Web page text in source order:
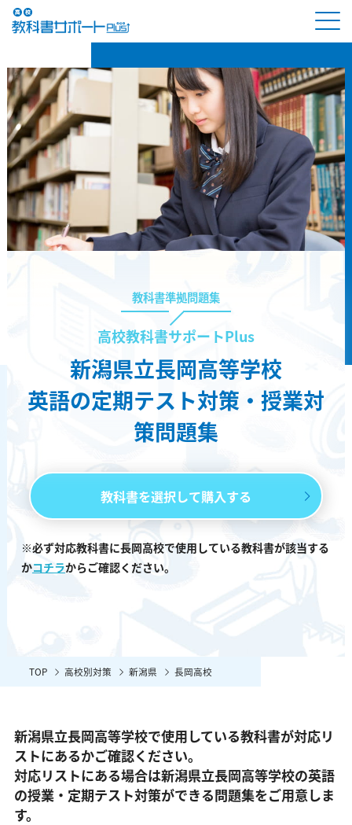
教科書準拠問題集
高校教科書サポートPlus
新潟県立長岡高等学校
英語の定期テスト対策・授業対
策問題集
教科書を選択して購入する
※必ず対応教科書に長岡高校で使用している教科書が該当する
かコチラからご確認ください。
TOP 高校別対策 新潟県 長岡高校
新潟県立長岡高等学校で使用している教科書が対応リ
ストにあるかご確認ください。
対応リストにある場合は新潟県立長岡高等学校の英語
の授業・定期テスト対策ができる問題集をご用意しま
す。